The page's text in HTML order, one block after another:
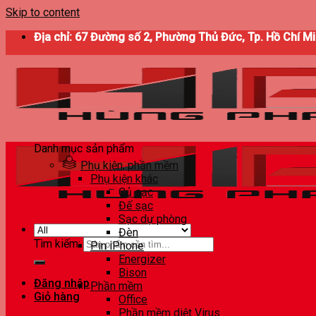
Skip to content
Địa chỉ: 67 Đường số 2, Phường Thủ Đức, Tp. Hồ Chí
Tìm kiếm:
Đăng nhập
Giỏ hàng
Danh mục sản phẩm
Phụ kiện, phần mềm
Phụ kiện khác
Củ sạc
Đế sạc
Sạc dự phòng
Đèn
Pin iPhone
Energizer
Bison
Phần mềm
Office
Phần mềm diệt Virus